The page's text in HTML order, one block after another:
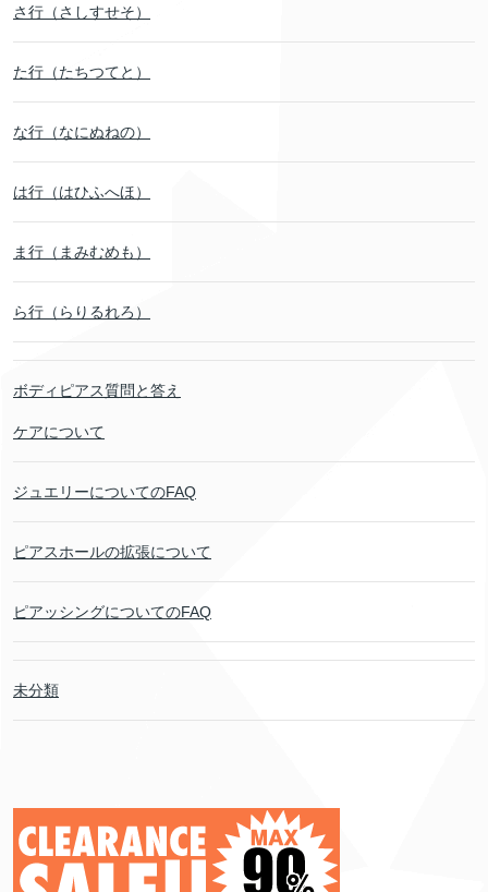
さ行（さしすせそ）
た行（たちつてと）
な行（なにぬねの）
は行（はひふへほ）
ま行（まみむめも）
ら行（らりるれろ）
ボディピアス質問と答え
ケアについて
ジュエリーについてのFAQ
ピアスホールの拡張について
ピアッシングについてのFAQ
未分類